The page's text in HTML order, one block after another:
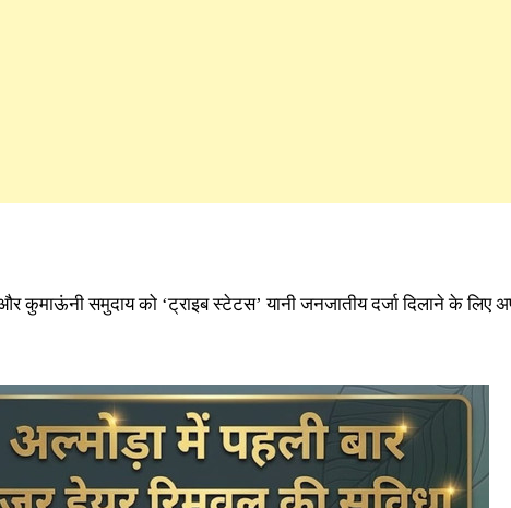
कुमाऊंनी समुदाय को ‘ट्राइब स्टेटस’ यानी जनजातीय दर्जा दिलाने के लिए